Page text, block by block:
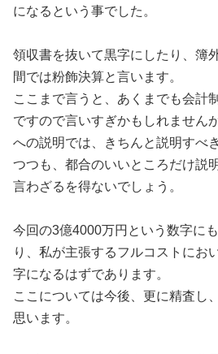
になるという事でした。
領収書を抜いて黒字にしたり、簿
間では粉飾決算と言います。
ここまで言うと、あくまでも会計
ですので言いすぎかもしれません
への説明では、きちんと説明すべ
つつも、都合のいいところだけ説
言わざるを得ないでしょう。
今回の3億4000万円という数字に
り、私が主張するフルコストにお
字になるはずであります。
ここについては今後、更に精査し
思います。